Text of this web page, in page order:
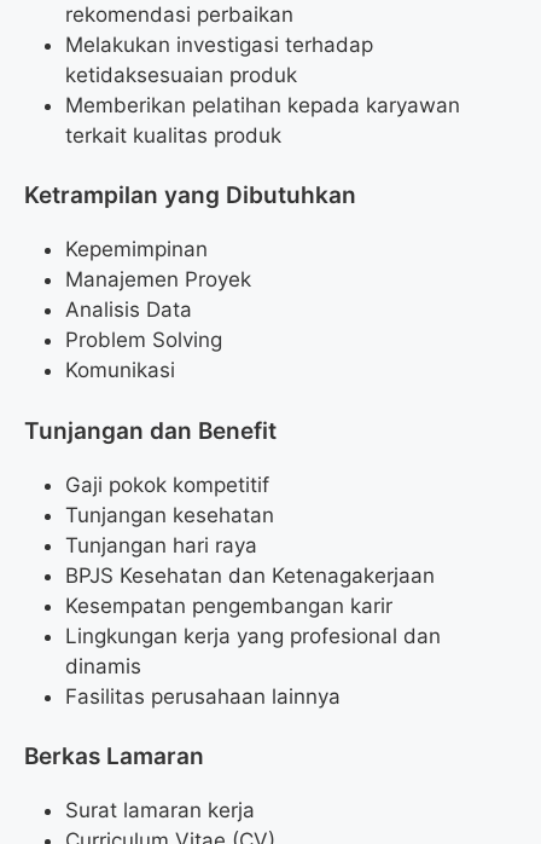
rekomendasi perbaikan
Melakukan investigasi terhadap
ketidaksesuaian produk
Memberikan pelatihan kepada karyawan
terkait kualitas produk
Ketrampilan yang Dibutuhkan
Kepemimpinan
Manajemen Proyek
Analisis Data
Problem Solving
Komunikasi
Tunjangan dan Benefit
Gaji pokok kompetitif
Tunjangan kesehatan
Tunjangan hari raya
BPJS Kesehatan dan Ketenagakerjaan
Kesempatan pengembangan karir
Lingkungan kerja yang profesional dan
dinamis
Fasilitas perusahaan lainnya
Berkas Lamaran
Surat lamaran kerja